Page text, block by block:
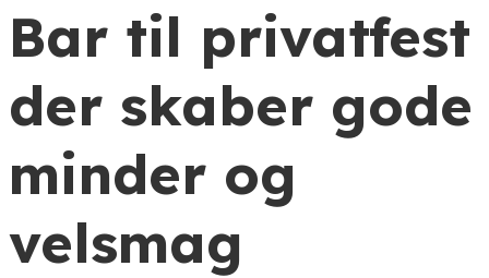
Bar til privatfest
der skaber gode
minder og
velsmag